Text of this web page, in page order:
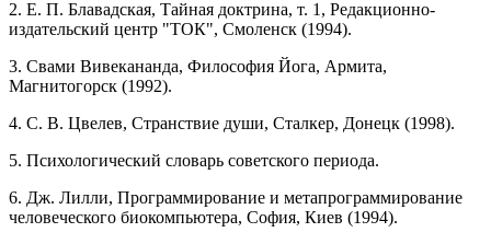
2. Е. П. Блавадская, Тайная доктрина, т. 1, Редакционно-
издательский центр "ТОК", Смоленск (1994).
3. Свами Вивекананда, Философия Йога, Армита,
Магнитогорск (1992).
4. С. В. Цвелев, Странствие души, Сталкер, Донецк (1998).
5. Психологический словарь советского периода.
6. Дж. Лилли, Программирование и метапрограммирование
человеческого биокомпьютера, София, Киев (1994).